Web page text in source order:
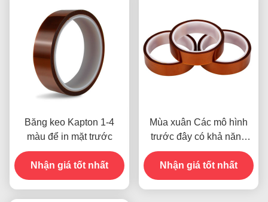
Băng keo Kapton 1-4
màu để in mặt trước
Nhận giá tốt nhất
Mùa xuân Các mô hình
trước đây có khả năng
chống ẩm và độ bền 2.5N
/ 25mm
Nhận giá tốt nhất